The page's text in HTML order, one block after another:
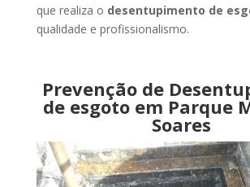
que realiza o desentupimento de
qualidade e profissionalismo.
Prevenção de
de esgoto em Parque
Soares